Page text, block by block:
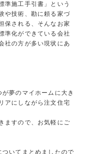
準施工手引書」という
や技術、勘に頼る家づ
保される、そんなお家
準化ができている会社
社の方が多い現状にあ
夢のマイホームに大き
アにしながら注文住宅
ますので、お気軽にご
いてまとめましたので